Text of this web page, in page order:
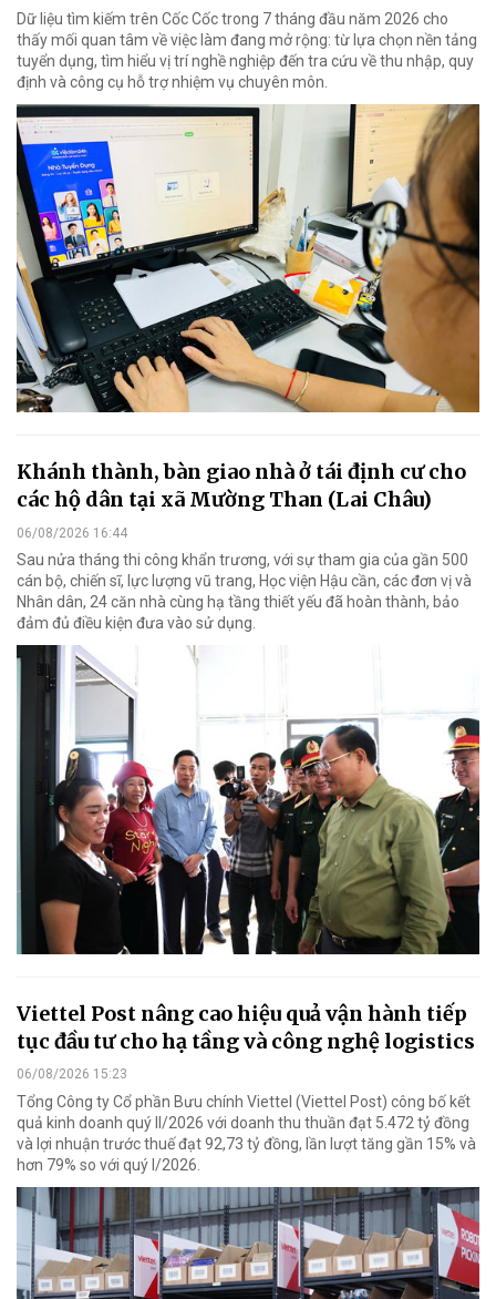
Dữ liệu tìm kiếm trên Cốc Cốc trong 7 tháng đầu năm 2026 cho
thấy mối quan tâm về việc làm đang mở rộng: từ lựa chọn nền tảng
tuyển dụng, tìm hiểu vị trí nghề nghiệp đến tra cứu về thu nhập, quy
định và công cụ hỗ trợ nhiệm vụ chuyên môn.
Khánh thành, bàn giao nhà ở tái định cư cho
các hộ dân tại xã Mường Than (Lai Châu)
06/08/2026 16:44
Sau nửa tháng thi công khẩn trương, với sự tham gia của gần 500
cán bộ, chiến sĩ, lực lượng vũ trang, Học viện Hậu cần, các đơn vị và
Nhân dân, 24 căn nhà cùng hạ tầng thiết yếu đã hoàn thành, bảo
đảm đủ điều kiện đưa vào sử dụng.
Viettel Post nâng cao hiệu quả vận hành tiếp
tục đầu tư cho hạ tầng và công nghệ logistics
06/08/2026 15:23
Tổng Công ty Cổ phần Bưu chính Viettel (Viettel Post) công bố kết
quả kinh doanh quý II/2026 với doanh thu thuần đạt 5.472 tỷ đồng
và lợi nhuận trước thuế đạt 92,73 tỷ đồng, lần lượt tăng gần 15% và
hơn 79% so với quý I/2026.